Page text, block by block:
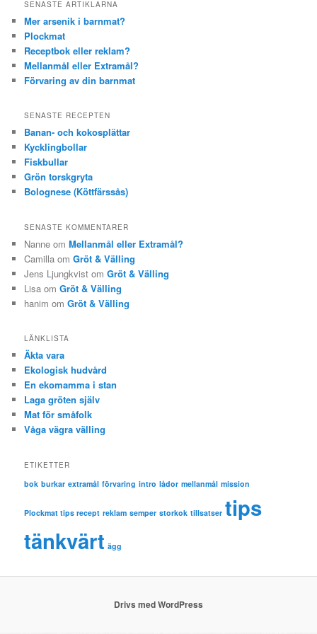
SENASTE ARTIKLARNA
Mer arsenik i barnmat?
Plockmat
Receptbok eller reklam?
Mellanmål eller Extramål?
Förvaring av din barnmat
SENASTE RECEPTEN
Banan- och kokosplättar
Kycklingbollar
Fiskbullar
Grön torskgryta
Bolognese (Köttfärssås)
SENASTE KOMMENTARER
Nanne omMellanmål eller Extramål?
Camilla omGröt & Välling
Jens Ljungkvist omGröt & Välling
Lisa omGröt & Välling
hanim omGröt & Välling
LÄNKLISTA
Äkta vara
Ekologisk hudvård
En ekomamma i stan
Laga gröten själv
Mat för småfolk
Våga vägra välling
ETIKETTER
bok burkar extramål förvaring intro lådor mellanmål mission
Plockmat tips recept reklam semper storkok tillsatser tips
tänkvärt ägg
Drivs med WordPress